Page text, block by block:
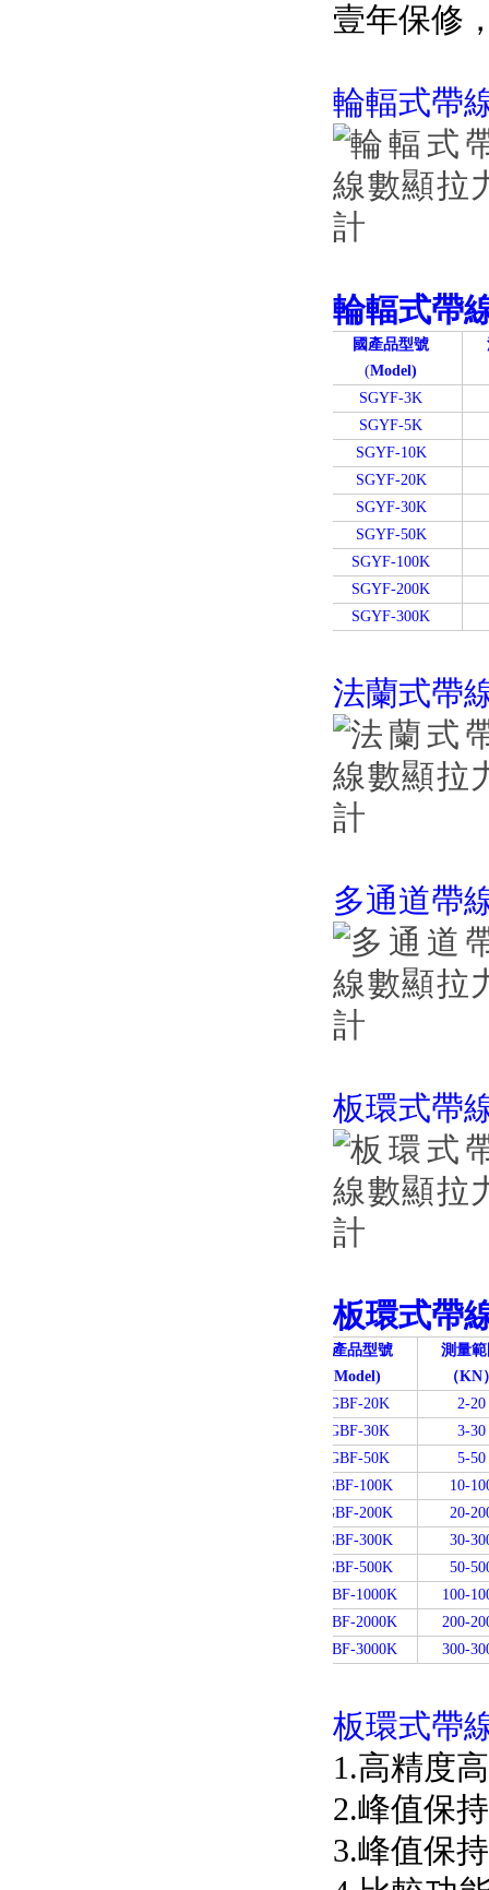
壹年保修
輪輻式帶
輪輻式帶
國產品型號
(Model)
SGYF-3K
SGYF-5K
SGYF-10K
SGYF-20K
SGYF-30K
SGYF-50K
SGYF-100K
SGYF-200K
SGYF-300K
法蘭式帶
多通道帶
板環式帶
板環式帶
國產品型號
(Model)
測量
（KN
SGBF-20K
2-20
SGBF-30K
3-30
SGBF-50K
5-50
SGBF-100K
10-
SGBF-200K
20-
SGBF-300K
30-
SGBF-500K
50-
SGBF-1000K
100-
SGBF-2000K
200-
SGBF-3000K
300-
板環式帶
1.高精度
2.峰值保
3.峰值保